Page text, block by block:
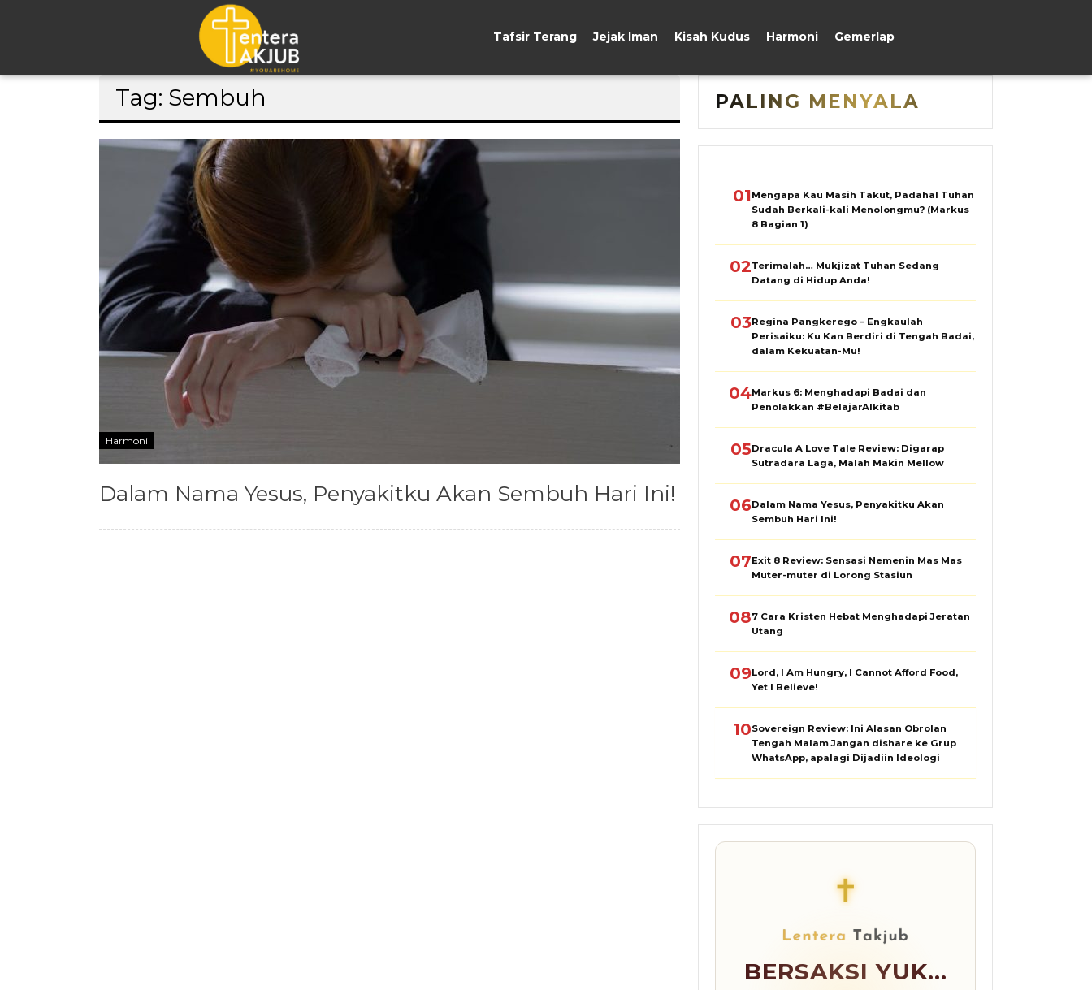
Tafsir Terang Jejak Iman Kisah Kudus Harmoni Gemerlap
Lompat
Tag: Sembuh
Harmoni
Dalam Nama Yesus, Penyakitku Akan Sembuh Hari Ini!
PALING MENYALA
01Mengapa Kau Masih Takut, Padahal Tuhan
Sudah Berkali-kali Menolongmu? (Markus
8 Bagian 1)
02Terimalah… Mukjizat Tuhan Sedang
Datang di Hidup Anda!
03Regina Pangkerego – Engkaulah
Perisaiku: Ku Kan Berdiri di Tengah Badai,
dalam Kekuatan-Mu!
04Markus 6: Menghadapi Badai dan
Penolakkan #BelajarAlkitab
05Dracula A Love Tale Review: Digarap
Sutradara Laga, Malah Makin Mellow
06Dalam Nama Yesus, Penyakitku Akan
Sembuh Hari Ini!
07Exit 8 Review: Sensasi Nemenin Mas Mas
Muter-muter di Lorong Stasiun
087 Cara Kristen Hebat Menghadapi Jeratan
Utang
09Lord, I Am Hungry, I Cannot Afford Food,
Yet I Believe!
10Sovereign Review: Ini Alasan Obrolan
Tengah Malam Jangan dishare ke Grup
WhatsApp, apalagi Dijadiin Ideologi
✝
BERSAKSI YUK...